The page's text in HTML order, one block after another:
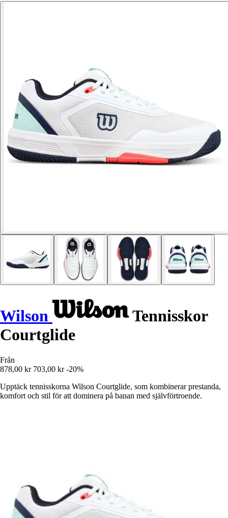
Wilson
Tennisskor
Courtglide
Från
878,00 kr 703,00 kr -20%
Upptäck tennisskorna Wilson Courtglide, som kombinerar prestanda,
komfort och stil för att dominera på banan med självförtroende.